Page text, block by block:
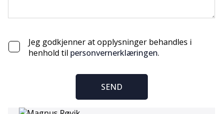
Jeg godkjenner at opplysninger behandles i
henhold til personvernerklæringen.
SEND